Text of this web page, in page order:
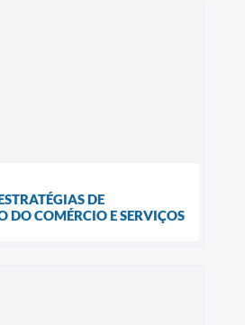
DE
DO COMÉRCIO E SERVIÇOS